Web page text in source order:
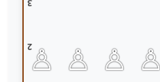
3
2♙ ♙ ♙ ♙